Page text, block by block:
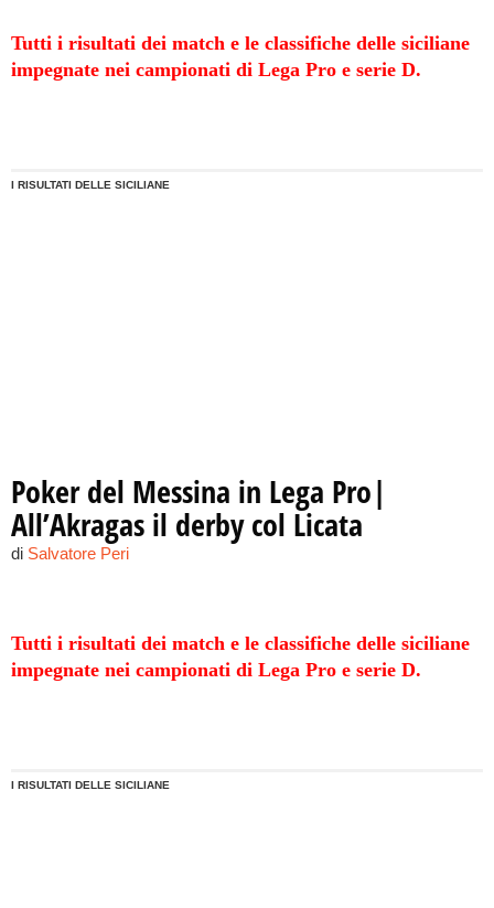
Tutti i risultati dei match e le classifiche delle siciliane
impegnate nei campionati di Lega Pro e serie D.
I RISULTATI DELLE SICILIANE
Poker del Messina in Lega Pro|
All’Akragas il derby col Licata
di Salvatore Peri
Tutti i risultati dei match e le classifiche delle siciliane
impegnate nei campionati di Lega Pro e serie D.
I RISULTATI DELLE SICILIANE